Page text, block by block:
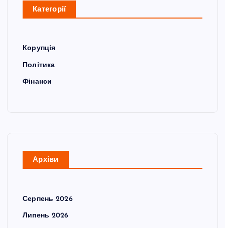
Категорії
Корупція
Політика
Фінанси
Архіви
Серпень 2026
Липень 2026